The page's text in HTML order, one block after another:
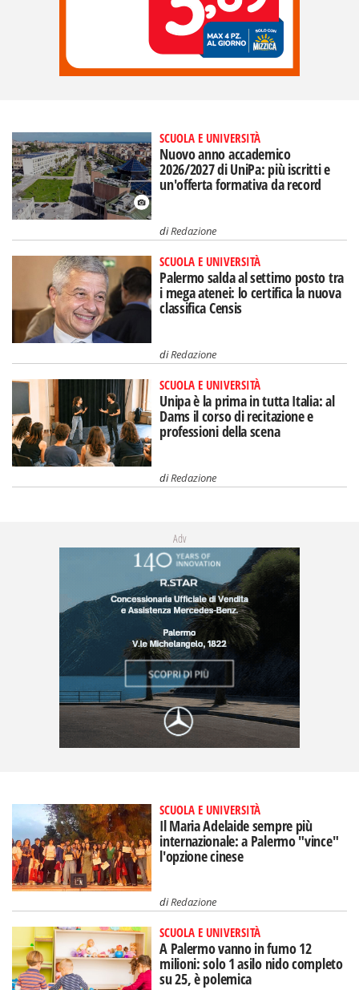
SCUOLA E UNIVERSITÀ
Nuovo anno accademico
2026/2027 di UniPa: più iscritti e
un'offerta formativa da record
diRedazione
SCUOLA E UNIVERSITÀ
Palermo salda al settimo posto tra
i mega atenei: lo certifica la nuova
classifica Censis
diRedazione
SCUOLA E UNIVERSITÀ
Unipa è la prima in tutta Italia: al
Dams il corso di recitazione e
professioni della scena
diRedazione
Adv
SCUOLA E UNIVERSITÀ
Il Maria Adelaide sempre più
internazionale: a Palermo "vince"
l'opzione cinese
diRedazione
SCUOLA E UNIVERSITÀ
A Palermo vanno in fumo 12
milioni: solo 1 asilo nido completo
su 25, è polemica